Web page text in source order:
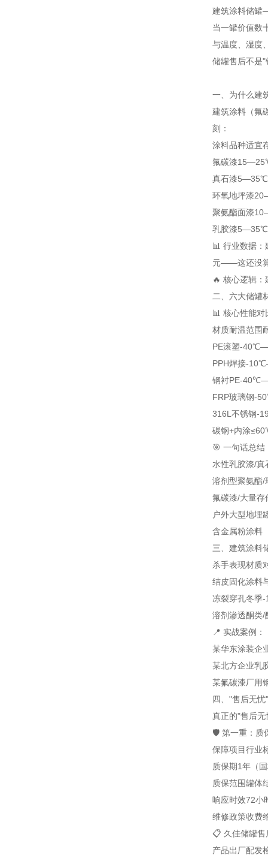
建筑涂料储罐
当一罐价值数
与温度、湿度
储罐售后不是
一、为什么建
建筑涂料（氟
刻：
涂料品种适宜
氟碳漆
真石漆5—35℃
环氧地坪漆
聚氨酯面漆
乳胶漆5—35℃
📊 行业数据
元——这还没
🔥 核心逻辑
二、六大储罐
📊 核心性能对
材质耐温范围
PE滚塑-
PPH焊接-
钢衬PE-
FRP玻璃钢-
316L不锈钢-
碳钢+内涂
🎯 一句话总结
水性乳胶漆/
溶剂型聚氨酯
氟碳漆/大量
户外大型地埋
含金属粉涂料
三、建筑涂料
杀手表现材质
结皮固化涂料
冻裂穿孔冬季-
溶剂渗透酮类/
📍 实战案例：
某华东涂装企
某北方企业乳
某氟碳漆厂用
四、"售后无
真正的"售后
🛡️ 第一重：质
保障项目行业
质保期1年（
质保范围罐体
响应时效72小
维修政策收费
📋 久佳储罐售
产品出厂配发